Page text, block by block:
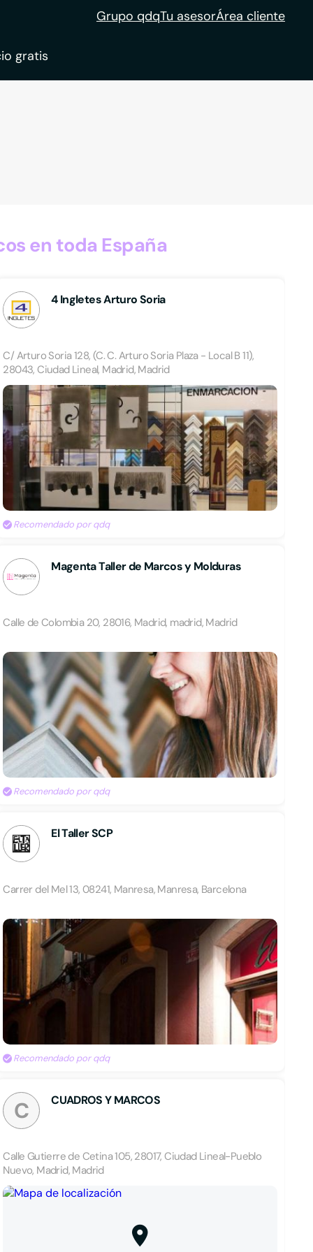
Grupo qdqTu asesorÁrea cliente
gratis
en toda España
4 Ingletes Arturo Soria
C/ Arturo Soria 128, (C. C. Arturo Soria Plaza - Local B 11),
28043, Ciudad Lineal, Madrid, Madrid
Recomendado por qdq
Magenta Taller de Marcos y Molduras
Calle de Colombia 20, 28016, Madrid, madrid, Madrid
Recomendado por qdq
El Taller SCP
Carrer del Mel 13, 08241, Manresa, Manresa, Barcelona
Recomendado por qdq
C CUADROS Y MARCOS
Calle Gutierre de Cetina 105, 28017, Ciudad Lineal-Pueblo
Nuevo, Madrid, Madrid